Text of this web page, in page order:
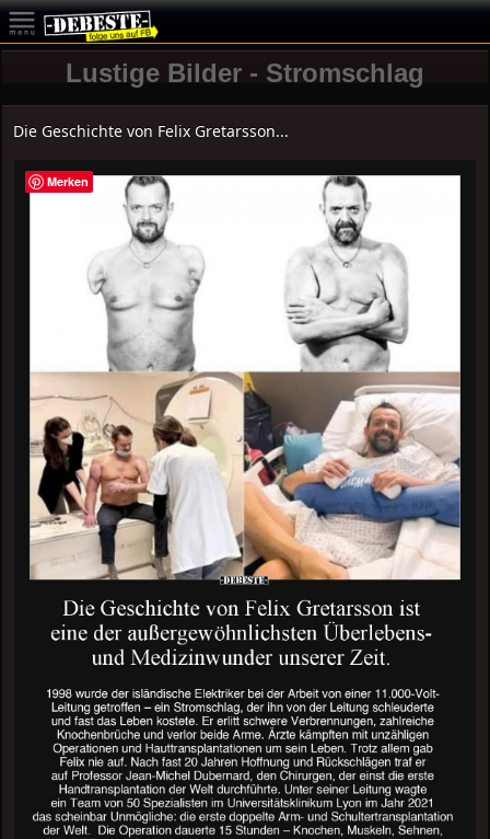
Lustige Bilder - Stromschlag
Die Geschichte von Felix Gretarsson...
Merken